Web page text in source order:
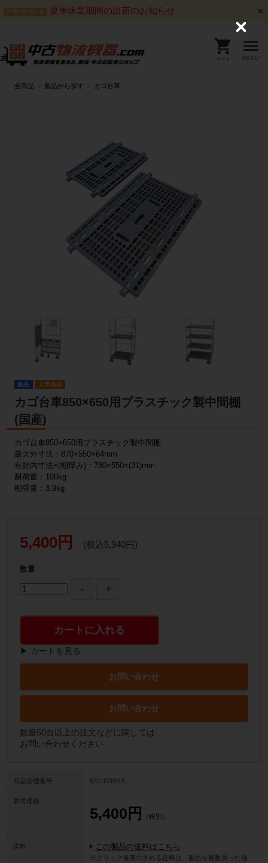
出荷のお知らせ 夏季休業期間の出荷のお知らせ
カート MENU
全商品 製品から探す カゴ台車
新品 人気商品
カゴ台車850×650用プラスチック製中間棚
(国産)
カゴ台車850×650用プラスチック製中間棚
最大外寸法：870×550×64mm
有効内寸法×(棚厚み)：780×550×(31)mm
耐荷重：100kg
棚重量：3.9kg
5,400円 (税込5,940円)
数量
カートに入れる
▶ カートを見る
お問い合わせ
お問い合わせ
数量50台以上の注文などに関しては
お問い合わせください
商品管理番号 5311678015
参考価格
5,400円 （税別）
送料 この製品の送料はこちら
※クリック後表示される送料は、製品を複数買った場
C
o
s